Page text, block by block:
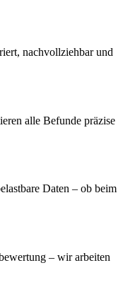
nachvollziehbar und
alle Befunde präzise
Daten – ob beim
– wir arbeiten